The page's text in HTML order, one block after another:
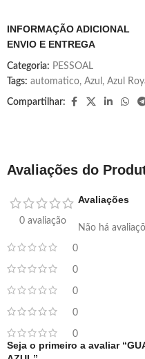
INFORMAÇÃO ADICIONAL
ENVIO E ENTREGA
Categoria: PESSOAL
Tags: automatico, Azul , Azul
Compartilhar:
Avaliações do
0 avaliação
0
0
0
0
0
Avaliações
Não há
Seja o primeiro a avaliar